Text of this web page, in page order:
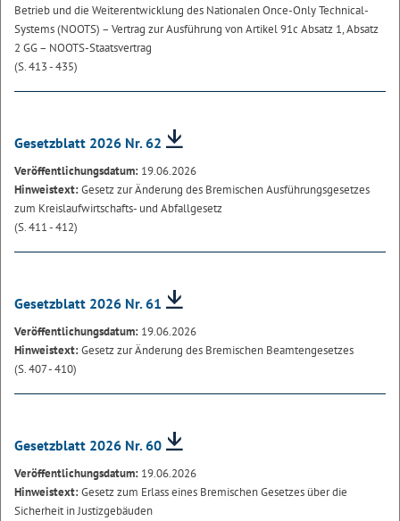
Betrieb und die Weiterentwicklung des Nationalen Once-Only Technical-
Systems (NOOTS) – Vertrag zur Ausführung von Artikel 91c Absatz 1, Absatz
2 GG – NOOTS-Staatsvertrag
(S. 413 - 435)
Gesetzblatt 2026 Nr. 62
Veröffentlichungsdatum: 19.06.2026
Hinweistext:Gesetz zur Änderung des Bremischen Ausführungsgesetzes
zum Kreislaufwirtschafts- und Abfallgesetz
(S. 411 - 412)
Gesetzblatt 2026 Nr. 61
Veröffentlichungsdatum: 19.06.2026
Hinweistext:Gesetz zur Änderung des Bremischen Beamtengesetzes
(S. 407 - 410)
Gesetzblatt 2026 Nr. 60
Veröffentlichungsdatum: 19.06.2026
Hinweistext:Gesetz zum Erlass eines Bremischen Gesetzes über die
Sicherheit in Justizgebäuden